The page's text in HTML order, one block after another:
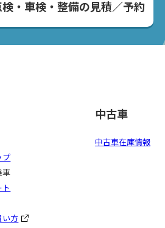
検・車検・整備の見積／予約
プ
車
ト
い方
中古車
中古車在庫情報